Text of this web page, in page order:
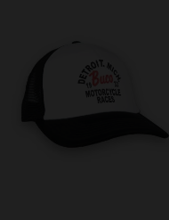
TAILLES DISPONIBLES
TU